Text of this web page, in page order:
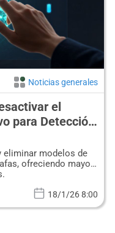
Noticias generales
el
para Detección
eliminar modelos de
ofreciendo mayor
18/1/26 8:00